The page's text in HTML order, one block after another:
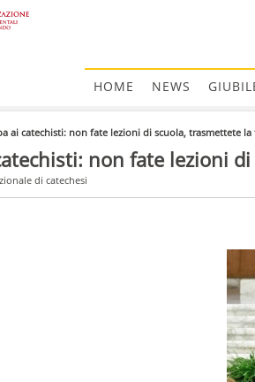
HOME NEWS
ai catechisti: non fate lezioni di scuola, trasmettete la
non fate lezioni
di catechesi